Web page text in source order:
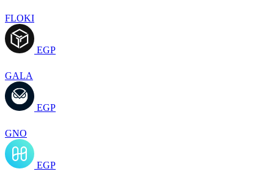
FLOKI
EGP
GALA
EGP
GNO
EGP